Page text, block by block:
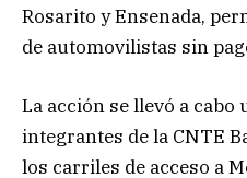
Rosarito y Ensenada,
de automovilistas sin
La acción se llevó a cabo
integrantes de la CNTE
los carriles de acceso a